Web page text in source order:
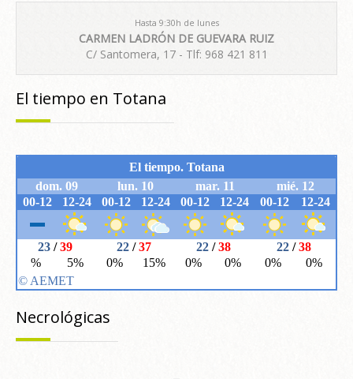
Necrológicas
Hasta 9:30h de lunes
CARMEN LADRÓN DE GUEVARA RUIZ
C/ Santomera, 17 - Tlf: 968 421 811
El tiempo en Totana